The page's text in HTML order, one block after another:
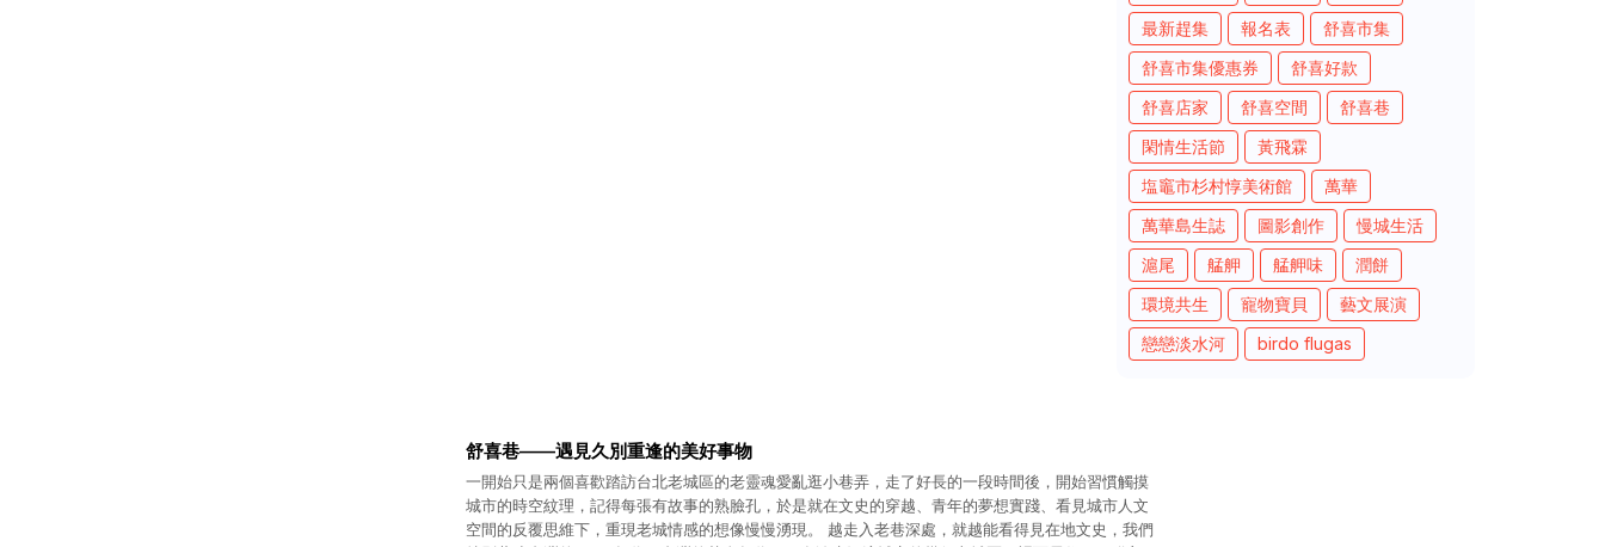
最新趕集
報名表
舒喜市集
舒喜市集優惠券
舒喜好款
舒喜店家
舒喜空間
舒喜巷
閑情生活節
黃飛霖
塩竈市杉村惇美術館
萬華
萬華島生誌
圖影創作
慢城生活
滬尾
艋舺 艋舺味
潤餅
環境共生
寵物寶貝
藝文展演
戀戀淡水河
birdo flugas
舒喜巷——遇見久別重逢的美好事物
一開始只是兩個喜歡踏訪台北老城區的老靈魂愛亂逛小巷弄，走了好長的一段時間後，開始習慣觸摸
城市的時空紋理，記得每張有故事的熟臉孔，於是就在文史的穿越、青年的夢想實踐、看見城市人文
空間的反覆思維下，重現老城情感的想像慢慢湧現。 越走入老巷深處，就越能看得見在地文史，我們